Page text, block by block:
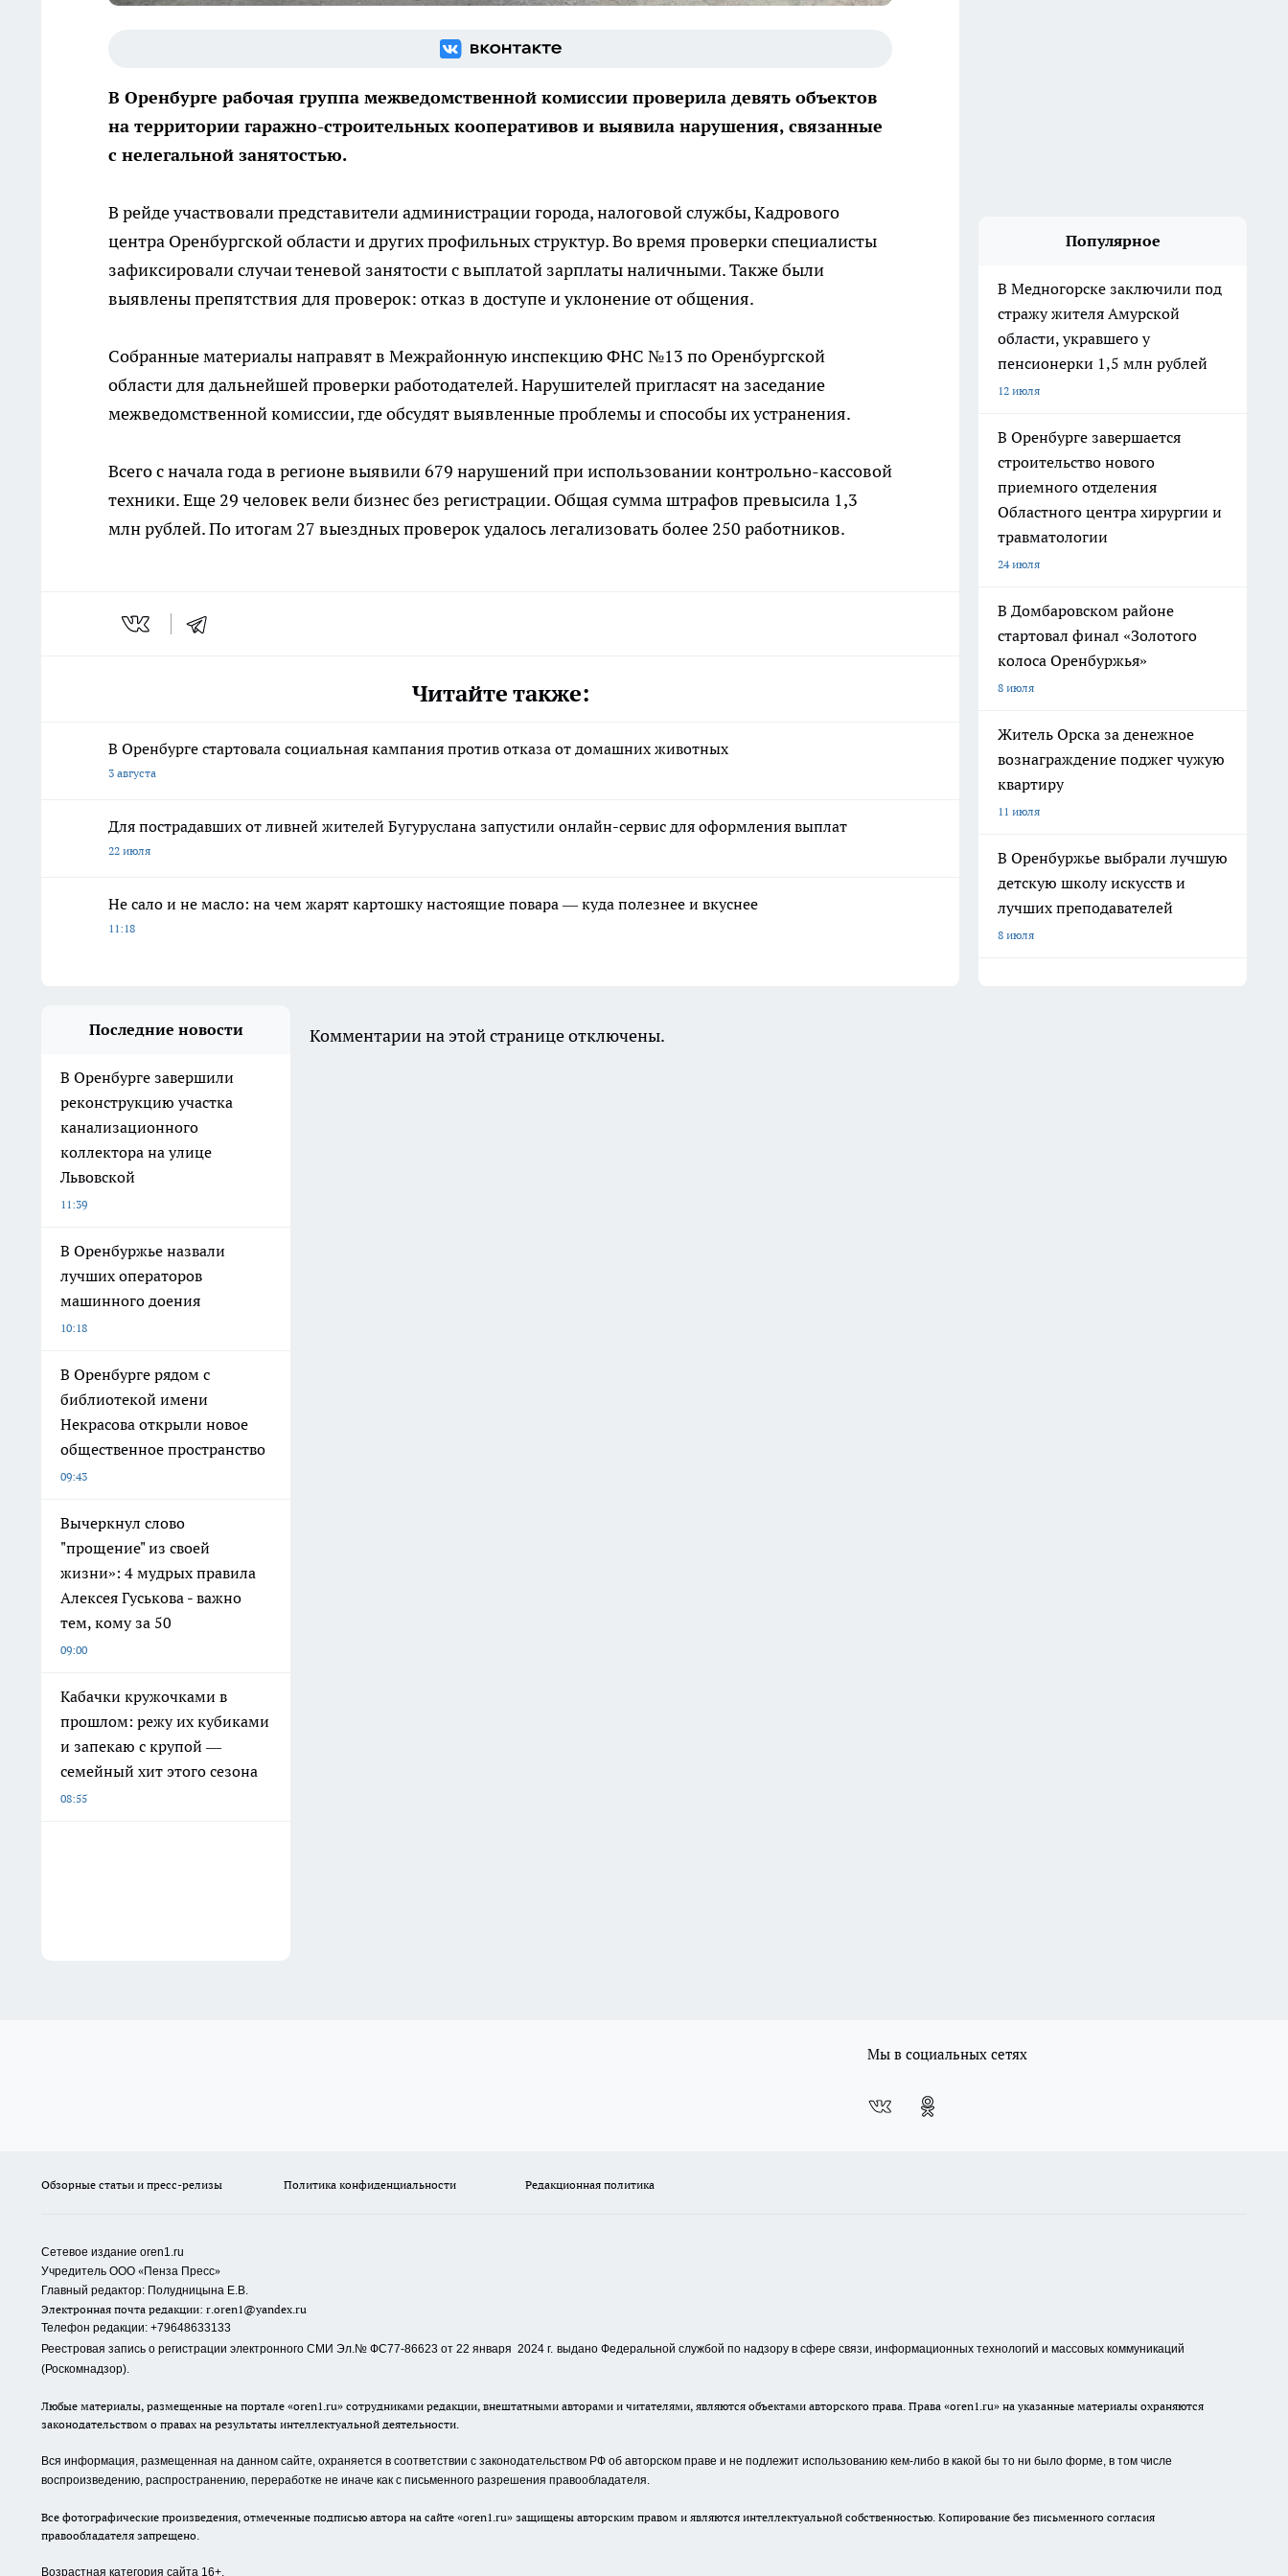
В Оренбурге рабочая группа межведомственной комиссии проверила девять объектов
на территории гаражно-строительных кооперативов и выявила нарушения, связанные
с нелегальной занятостью.
В рейде участвовали представители администрации города, налоговой службы, Кадрового
центра Оренбургской области и других профильных структур. Во время проверки специалисты
зафиксировали случаи теневой занятости с выплатой зарплаты наличными. Также были
выявлены препятствия для проверок: отказ в доступе и уклонение от общения.
Собранные материалы направят в Межрайонную инспекцию ФНС №13 по Оренбургской
области для дальнейшей проверки работодателей. Нарушителей пригласят на заседание
межведомственной комиссии, где обсудят выявленные проблемы и способы их устранения.
Всего с начала года в регионе выявили 679 нарушений при использовании контрольно-кассовой
техники. Еще 29 человек вели бизнес без регистрации. Общая сумма штрафов превысила 1,3
млн рублей. По итогам 27 выездных проверок удалось легализовать более 250 работников.
Читайте также:
В Оренбурге стартовала социальная кампания против отказа от домашних животных
3 августа
Для пострадавших от ливней жителей Бугуруслана запустили онлайн-сервис для оформления выплат
22 июля
Не сало и не масло: на чем жарят картошку настоящие повара — куда полезнее и вкуснее
11:18
Популярное
В Медногорске заключили под
стражу жителя Амурской
области, укравшего у
пенсионерки 1,5 млн рублей
12 июля
В Оренбурге завершается
строительство нового
приемного отделения
Областного центра хирургии и
травматологии
24 июля
В Домбаровском районе
стартовал финал «Золотого
колоса Оренбуржья»
8 июля
Житель Орска за денежное
вознаграждение поджег чужую
квартиру
11 июля
В Оренбуржье выбрали лучшую
детскую школу искусств и
лучших преподавателей
8 июля
Последние новости
В Оренбурге завершили
реконструкцию участка
канализационного
коллектора на улице
Львовской
11:39
В Оренбуржье назвали
лучших операторов
машинного доения
10:18
В Оренбурге рядом с
библиотекой имени
Некрасова открыли новое
общественное пространство
09:43
Вычеркнул слово
"прощение" из своей
жизни»: 4 мудрых правила
Алексея Гуськова - важно
тем, кому за 50
09:00
Кабачки кружочками в
прошлом: режу их кубиками
и запекаю с крупой —
семейный хит этого сезона
08:55
Комментарии на этой странице отключены.
Мы в социальных сетях
Обзорные статьи и пресс-релизы Политика конфиденциальности Редакционная политика
Сетевое издание oren1.ru
Учредитель ООО «Пенза Пресс»
Главный редактор: Полудницына Е.В.
Электронная почта редакции: r.oren1@yandex.ru
Телефон редакции: +79648633133
Реестровая запись о регистрации электронного СМИ Эл.№ ФС77-86623 от 22 января 2024 г. выдано Федеральной службой по надзору в сфере связи, информационных технологий и массовых коммуникаций
(Роскомнадзор).
Любые материалы, размещенные на портале «oren1.ru» сотрудниками редакции, внештатными авторами и читателями, являются объектами авторского права. Права «oren1.ru» на указанные материалы охраняются
законодательством о правах на результаты интеллектуальной деятельности.
Вся информация, размещенная на данном сайте, охраняется в соответствии с законодательством РФ об авторском праве и не подлежит использованию кем-либо в какой бы то ни было форме, в том числе
воспроизведению, распространению, переработке не иначе как с письменного разрешения правообладателя.
Все фотографические произведения, отмеченные подписью автора на сайте «oren1.ru» защищены авторским правом и являются интеллектуальной собственностью. Копирование без письменного согласия
правообладателя запрещено.
Возрастная категория сайта 16+.